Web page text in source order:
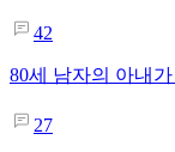
42
80세 남자의 아내
27